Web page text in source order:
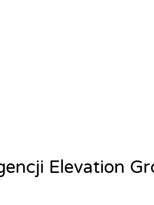
Elevation